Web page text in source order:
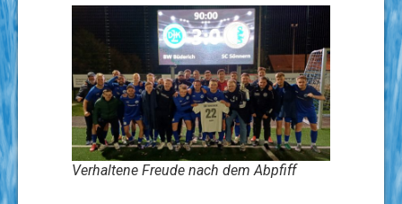
Verhaltene Freude nach dem Abpfiff